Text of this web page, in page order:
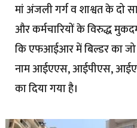
मां अंजली गर्ग व शाश्वत के दो
और कर्मचारियों के विरुद्ध
कि एफआईआर में बिल्डर का जो
नाम आईएएस, आईपीएस,
का दिया गया है।